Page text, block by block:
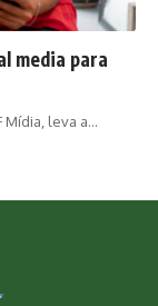
media para
Mídia, leva a…